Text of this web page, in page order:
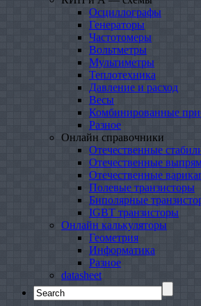
Осциллографы
Генераторы
Частотомеры
Вольтметры
Мультиметры
Теплотехника
Давление и расход
Весы
Комбинированные
Разное
Онлайн справочники
Отечественные
Отечественные
Отечественные
Полевые транзисторы
Биполярные
IGBT транзисторы
Онлайн калькуляторы
Геометрия
Информатика
Разное
datasheet
Search
for: